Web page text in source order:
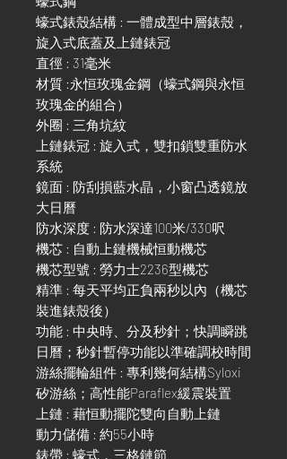
蠔式錶殼結構 : 一體成型中層錶殼，
旋入式底蓋及上鏈錶冠
直徑 : 31毫米
材質 :永恒玫瑰金鋼（蠔式鋼與永恒
玫瑰金的組合）
外圈 : 三角坑紋
上鏈錶冠 : 旋入式，雙扣鎖雙重防水
系統
鏡面 : 防刮損藍水晶，小窗凸透鏡放
大日曆
防水深度 : 防水深達100米/330呎
機芯 : 自動上鏈機械恒動機芯
機芯型號 : 勞力士2236型機芯
精準 : 每天平均正負兩秒以內（機芯
裝進錶殼後）
功能 : 中央時、分及秒針；快調瞬跳
日曆；秒針暫停功能以準確調校時間
游絲擺輪組件 : 專利幾何結構Syloxi
矽游絲；高性能Paraflex緩震裝置
上鏈 : 藉恒動擺陀雙向自動上鏈
動力儲備 : 約55小時
錶帶 : 蠔式，三格鏈節